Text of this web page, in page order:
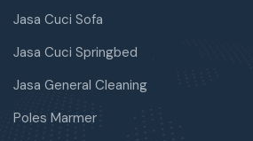
Jasa Cuci Sofa
Jasa Cuci Springbed
Jasa General Cleaning
Poles Marmer